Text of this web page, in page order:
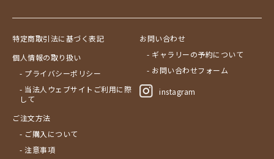
特定商取引法に基づく表記
個人情報の取り扱い
- プライバシーポリシー
- 当法人ウェブサイトご利用に際
して
ご注文方法
- ご購入について
- 注意事項
お問い合わせ
- ギャラリーの予約について
- お問い合わせフォーム
instagram